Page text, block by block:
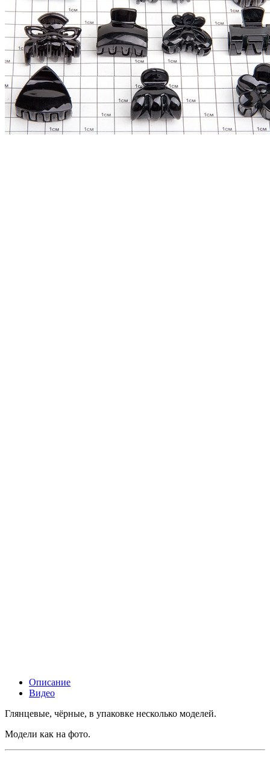
Описание
Видео
Глянцевые, чёрные, в упаковке несколько моделей.
Модели как на фото.